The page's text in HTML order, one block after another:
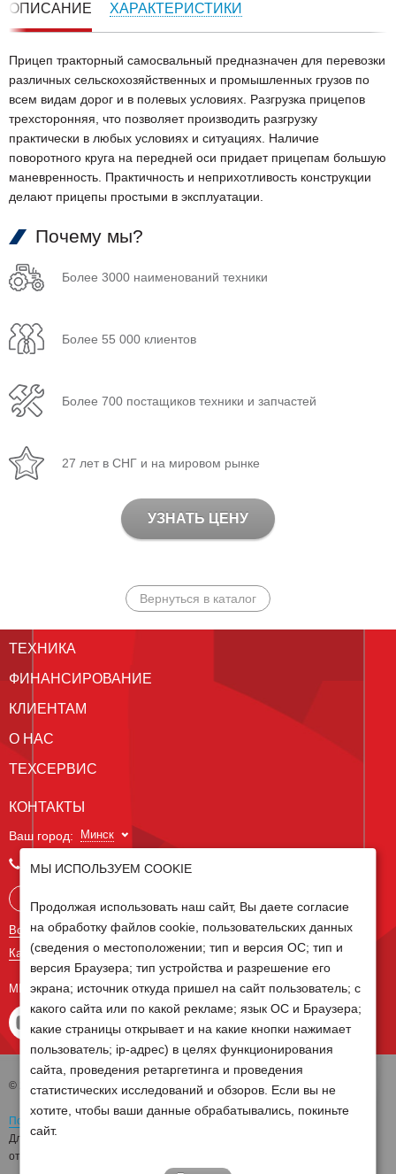
ОПИСАНИЕ ХАРАКТЕРИСТИКИ
Прицеп тракторный самосвальный предназначен для перевозки
различных сельскохозяйственных и промышленных грузов по
всем видам дорог и в полевых условиях. Разгрузка прицепов
трехсторонняя, что позволяет производить разгрузку
практически в любых условиях и ситуациях. Наличие
поворотного круга на передней оси придает прицепам большую
маневренность. Практичность и неприхотливость конструкции
делают прицепы простыми в эксплуатации.
Почему мы?
Более 3000 наименований техники
Более 55 000 клиентов
Более 700 постащиков техники и запчастей
27 лет в СНГ и на мировом рынке
УЗНАТЬ ЦЕНУ
Вернуться в каталог
ТЕХНИКА
ФИНАНСИРОВАНИЕ
КЛИЕНТАМ
О НАС
ТЕХСЕРВИС
КОНТАКТЫ
Ваш город: Минск
+375 29 238 97 34
Все контакты
Карта сайта
МЫ В СОЦ СЕТЯХ
© 2026 Группа компаний Белагро
Политика обработки персональных данных
Для отзыва согласия на обработку персональных данных необходимо
отправить письмо на электронную почту
МЫ ИСПОЛЬЗУЕМ COOKIE
Продолжая использовать наш сайт, Вы даете согласие
на обработку файлов cookie, пользовательских данных
(сведения о местоположении; тип и версия ОС; тип и
версия Браузера; тип устройства и разрешение его
экрана; источник откуда пришел на сайт пользователь; с
какого сайта или по какой рекламе; язык ОС и Браузера;
какие страницы открывает и на какие кнопки нажимает
пользователь; ip-адрес) в целях функционирования
сайта, проведения ретаргетинга и проведения
статистических исследований и обзоров. Если вы не
хотите, чтобы ваши данные обрабатывались, покиньте
сайт.